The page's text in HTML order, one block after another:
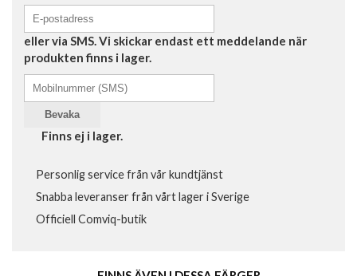
eller via SMS. Vi skickar endast ett meddelande när
produkten finns i lager.
Bevaka
Finns ej i lager.
Personlig service från vår kundtjänst
Snabba leveranser från vårt lager i Sverige
Officiell Comviq-butik